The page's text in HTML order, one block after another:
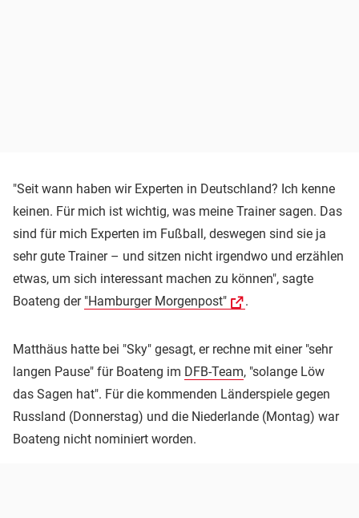
"Seit wann haben wir Experten in Deutschland? Ich kenne
keinen. Für mich ist wichtig, was meine Trainer sagen. Das
sind für mich Experten im Fußball, deswegen sind sie ja
sehr gute Trainer – und sitzen nicht irgendwo und erzählen
etwas, um sich interessant machen zu können", sagte
Boateng der "Hamburger Morgenpost" .
Matthäus hatte bei "Sky" gesagt, er rechne mit einer "sehr
langen Pause" für Boateng im DFB-Team, "solange Löw
das Sagen hat". Für die kommenden Länderspiele gegen
Russland (Donnerstag) und die Niederlande (Montag) war
Boateng nicht nominiert worden.